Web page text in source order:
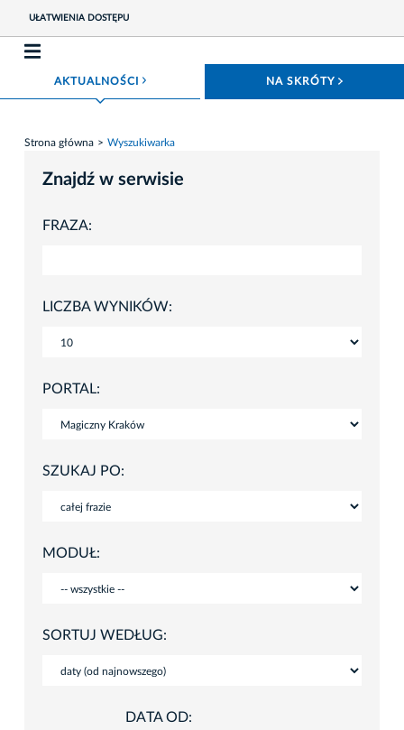
UŁATWIENIA DOSTĘPU
AKTUALNOŚCI ROZWIŃ MENU NA SKRÓTY
Strona główna Wyszukiwarka
Znajdź w serwisie
FRAZA:
LICZBA WYNIKÓW:
PORTAL:
SZUKAJ PO:
MODUŁ:
SORTUJ WEDŁUG:
DATA OD: